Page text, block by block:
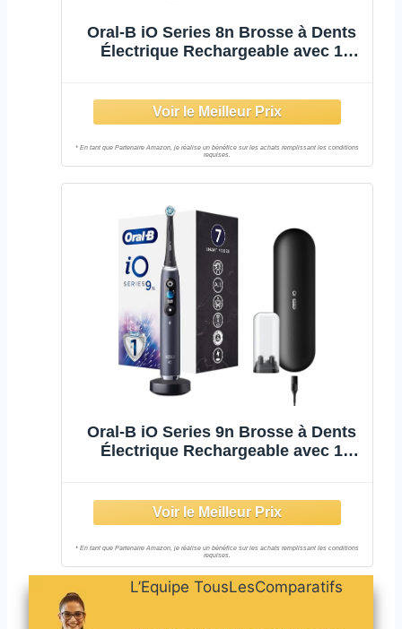
Oral-B iO Series 8n Brosse à Dents
Électrique Rechargeable avec 1
Premium Offert, Noir
Oral-B iO Series 9n Brosse à Dents
Électrique Rechargeable avec 1
L’Equipe TousLesComparatifs